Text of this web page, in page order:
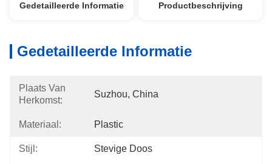
Gedetailleerde Informatie Productbeschrijving
Gedetailleerde Informatie
Plaats Van
Herkomst:
Suzhou, China
Materiaal: Plastic
Stijl: Stevige Doos